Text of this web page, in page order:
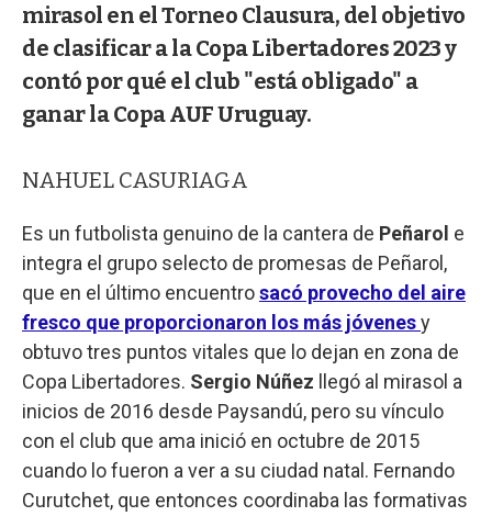
mirasol en el Torneo Clausura, del objetivo
de clasificar a la Copa Libertadores 2023 y
contó por qué el club "está obligado" a
ganar la Copa AUF Uruguay.
NAHUEL CASURIAGA
Es un futbolista genuino de la cantera de Peñarol e
integra el grupo selecto de promesas de Peñarol,
que en el último encuentrosacó provecho del aire
fresco que proporcionaron los más jóvenesy
obtuvo tres puntos vitales que lo dejan en zona de
Copa Libertadores. Sergio Núñez llegó al mirasol a
inicios de 2016 desde Paysandú, pero su vínculo
con el club que ama inició en octubre de 2015
cuando lo fueron a ver a su ciudad natal. Fernando
Curutchet, que entonces coordinaba las formativas